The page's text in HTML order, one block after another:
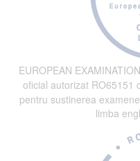
EUROPEAN
oficial autorizat RO65151
pentru sustinerea
limba